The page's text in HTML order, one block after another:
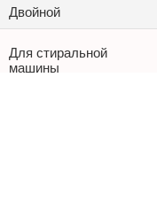
Двойной
Для стиральной
машины